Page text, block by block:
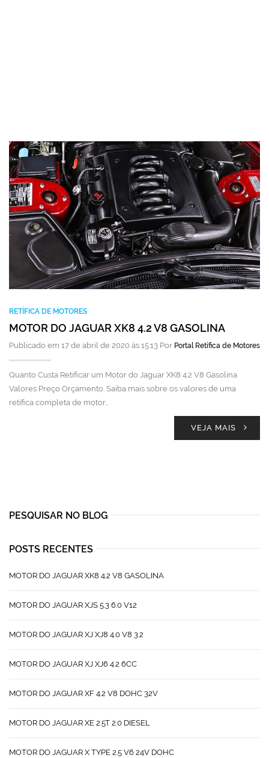
RETÍFICA DE MOTORES
MOTOR DO JAGUAR XK8 4.2 V8 GASOLINA
Publicado em 17 de abril de 2020 às 15:13 Por Portal Retífica de Motores
Quanto Custa Retificar um Motor do Jaguar XK8 4.2 V8 Gasolina
Valores Preço Orçamento. Saiba mais sobre os valores de uma
retífica completa de motor…
VEJA MAIS
PESQUISAR NO BLOG
POSTS RECENTES
MOTOR DO JAGUAR XK8 4.2 V8 GASOLINA
MOTOR DO JAGUAR XJS 5.3 6.0 V12
MOTOR DO JAGUAR XJ XJ8 4.0 V8 3.2
MOTOR DO JAGUAR XJ XJ6 4.2 6CC
MOTOR DO JAGUAR XF 4.2 V8 DOHC 32V
MOTOR DO JAGUAR XE 2.5T 2.0 DIESEL
MOTOR DO JAGUAR X TYPE 2.5 V6 24V DOHC